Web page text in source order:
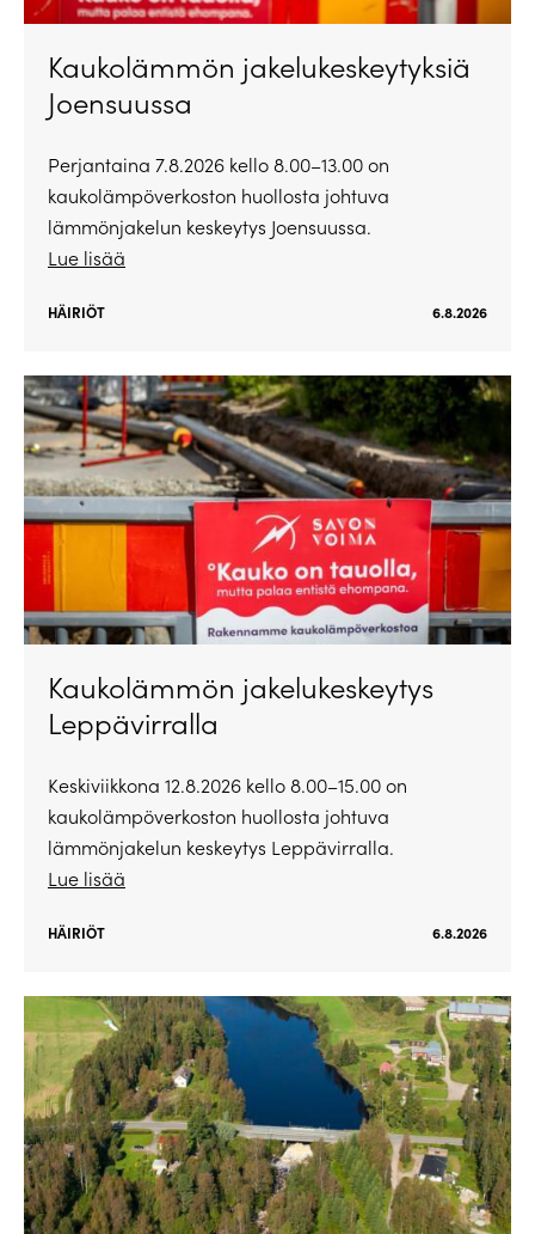
Kaukolämmön jakelukeskeytyksiä
Joensuussa
Perjantaina 7.8.2026 kello 8.00–13.00 on
kaukolämpöverkoston huollosta johtuva
lämmönjakelun keskeytys Joensuussa.
Lue lisää
HÄIRIÖT 6.8.2026
Kaukolämmön jakelukeskeytys
Leppävirralla
Keskiviikkona 12.8.2026 kello 8.00–15.00 on
kaukolämpöverkoston huollosta johtuva
lämmönjakelun keskeytys Leppävirralla.
Lue lisää
HÄIRIÖT 6.8.2026